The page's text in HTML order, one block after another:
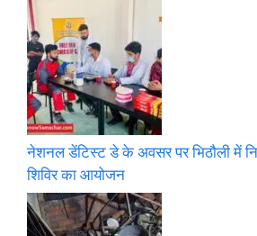
नेशनल डेंटिस्ट डे के अवसर पर भिठौली में
शिविर का आयोजन